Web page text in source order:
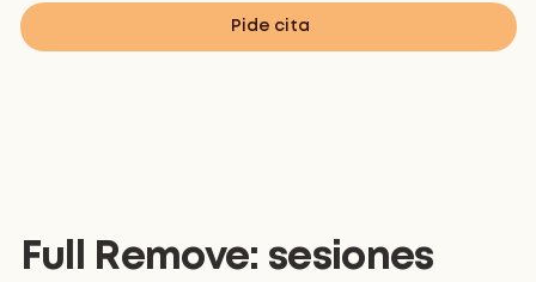
Pide cita
Full Remove: sesiones